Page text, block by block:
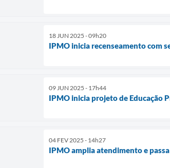
18 JUN 2025 - 09h20
IPMO inicia recenseamento com
09 JUN 2025 - 17h44
IPMO inicia projeto de Educação
04 FEV 2025 - 14h27
IPMO amplia atendimento e